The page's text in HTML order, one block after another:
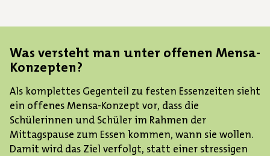
Was versteht man unter offenen Mensa-
Konzepten?
Als komplettes Gegenteil zu festen Essenzeiten sieht
ein offenes Mensa-Konzept vor, dass die
Schülerinnen und Schüler im Rahmen der
Mittagspause zum Essen kommen, wann sie wollen.
Damit wird das Ziel verfolgt, statt einer stressigen